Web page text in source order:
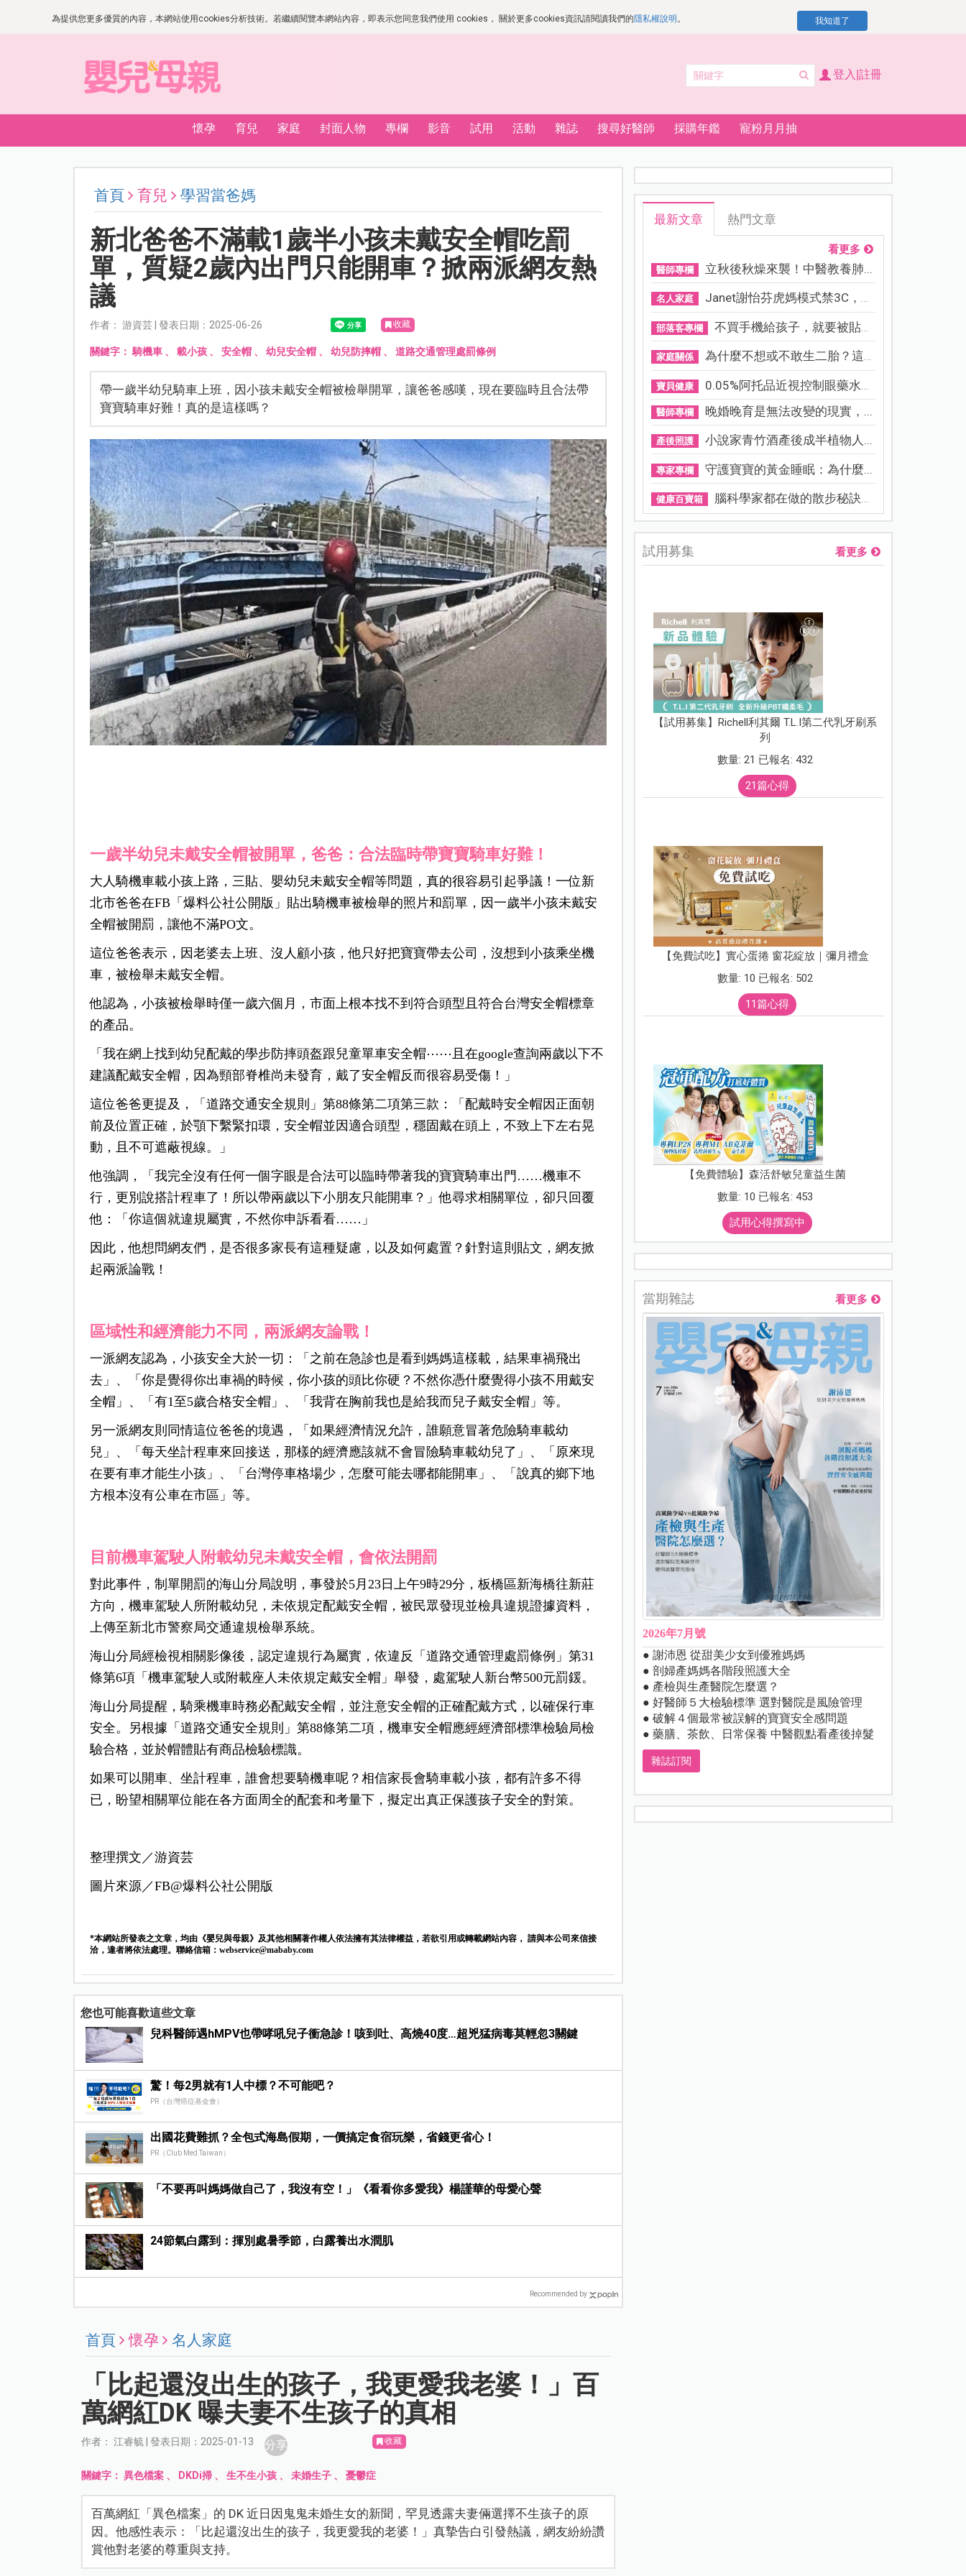
為提供您更多優質的內容，本網站使用cookies分析技術。若繼續閱覽本網站內容，即表示您同意我們使用 cookies， 關於更多cookies資訊請閱讀我們的隱私權說明 。 我知道了
登入|註冊
懷孕 育兒 家庭 封面人物 專欄 影音 試用 活動 雜誌 搜尋好醫師 採購年鑑 寵粉月月抽
首頁 育兒 學習當爸媽
新北爸爸不滿載1歲半小孩未戴安全帽吃罰
單，質疑2歲內出門只能開車？掀兩派網友熱
議
作者： 游資芸 | 發表日期：2025-06-26 收藏
關鍵字： 騎機車、 載小孩、 安全帽、 幼兒安全帽、 幼兒防摔帽、 道路交通管理處罰條例
帶一歲半幼兒騎車上班，因小孩未戴安全帽被檢舉開單，讓爸爸感嘆，現在要臨時且合法帶
寶寶騎車好難！真的是這樣嗎？
一歲半幼兒未戴安全帽被開單，爸爸：合法臨時帶寶寶騎車好難！
大人騎機車載小孩上路，三貼、嬰幼兒未戴安全帽等問題，真的很容易引起爭議！一位新
北市爸爸在FB「爆料公社公開版」貼出騎機車被檢舉的照片和罰單，因一歲半小孩未戴安
全帽被開罰，讓他不滿PO文。
這位爸爸表示，因老婆去上班、沒人顧小孩，他只好把寶寶帶去公司，沒想到小孩乘坐機
車，被檢舉未戴安全帽。
他認為，小孩被檢舉時僅一歲六個月，市面上根本找不到符合頭型且符合台灣安全帽標章
的產品。
「我在網上找到幼兒配戴的學步防摔頭盔跟兒童單車安全帽⋯⋯且在google查詢兩歲以下不
建議配戴安全帽，因為頸部脊椎尚未發育，戴了安全帽反而很容易受傷！」
這位爸爸更提及，「道路交通安全規則」第88條第二項第三款：「配戴時安全帽因正面朝
前及位置正確，於顎下繫緊扣環，安全帽並因適合頭型，穩固戴在頭上，不致上下左右晃
動，且不可遮蔽視線。」
他強調，「我完全沒有任何一個字眼是合法可以臨時帶著我的寶寶騎車出門……機車不
行，更別說搭計程車了！所以帶兩歲以下小朋友只能開車？」他尋求相關單位，卻只回覆
他：「你這個就違規屬實，不然你申訴看看……」
因此，他想問網友們，是否很多家長有這種疑慮，以及如何處置？針對這則貼文，網友掀
起兩派論戰！
區域性和經濟能力不同，兩派網友論戰！
一派網友認為，小孩安全大於一切：「之前在急診也是看到媽媽這樣載，結果車禍飛出
去」、「你是覺得你出車禍的時候，你小孩的頭比你硬？不然你憑什麼覺得小孩不用戴安
全帽」、「有1至5歲合格安全帽」、「我背在胸前我也是給我而兒子戴安全帽」等。
另一派網友則同情這位爸爸的境遇，「如果經濟情況允許，誰願意冒著危險騎車載幼
兒」、「每天坐計程車來回接送，那樣的經濟應該就不會冒險騎車載幼兒了」、「原來現
在要有車才能生小孩」、「台灣停車格場少，怎麼可能去哪都能開車」、「說真的鄉下地
方根本沒有公車在市區」等。
目前機車駕駛人附載幼兒未戴安全帽，會依法開罰
對此事件，制單開罰的海山分局說明，事發於5月23日上午9時29分，板橋區新海橋往新莊
方向，機車駕駛人所附載幼兒，未依規定配戴安全帽，被民眾發現並檢具違規證據資料，
上傳至新北市警察局交通違規檢舉系統。
海山分局經檢視相關影像後，認定違規行為屬實，依違反「道路交通管理處罰條例」第31
條第6項「機車駕駛人或附載座人未依規定戴安全帽」舉發，處駕駛人新台幣500元罰鍰。
海山分局提醒，騎乘機車時務必配戴安全帽，並注意安全帽的正確配戴方式，以確保行車
安全。另根據「道路交通安全規則」第88條第二項，機車安全帽應經經濟部標準檢驗局檢
驗合格，並於帽體貼有商品檢驗標識。
如果可以開車、坐計程車，誰會想要騎機車呢？相信家長會騎車載小孩，都有許多不得
已，盼望相關單位能在各方面周全的配套和考量下，擬定出真正保護孩子安全的對策。
整理撰文／游資芸
圖片來源／FB@爆料公社公開版
*本網站所發表之文章，均由《嬰兒與母親》及其他相關著作權人依法擁有其法律權益，若欲引用或轉載網站內容， 請與本公司來信接
洽，違者將依法處理。聯絡信箱： webservice@mababy.com
您也可能喜歡這些文章
兒科醫師遇hMPV也帶哮吼兒子衝急診！咳到吐、高燒40度…超兇猛病毒莫輕忽3關鍵
驚！每2男就有1人中標？不可能吧？
PR（台灣癌症基金會）
出國花費難抓？全包式海島假期，一價搞定食宿玩樂，省錢更省心！
PR（Club Med Taiwan）
「不要再叫媽媽做自己了，我沒有空！」《看看你多愛我》楊謹華的母愛心聲
24節氣白露到：揮別處暑季節，白露養出水潤肌
Recommended by
首頁 懷孕 名人家庭
「比起還沒出生的孩子，我更愛我老婆！」百
萬網紅DK 曝夫妻不生孩子的真相
作者： 江睿毓 | 發表日期：2025-01-13 分享 收藏
關鍵字：異色檔案 、 DKDi掃 、生不生小孩 、未婚生子 、憂鬱症
百萬網紅「異色檔案」的 DK 近日因鬼鬼未婚生女的新聞，罕見透露夫妻倆選擇不生孩子的原
因。他感性表示：「比起還沒出生的孩子，我更愛我的老婆！」真摯告白引發熱議，網友紛紛讚
賞他對老婆的尊重與支持。
最新文章 熱門文章
看更多
醫師專欄 立秋後秋燥來襲！中醫教養肺...
名人家庭 Janet謝怡芬虎媽模式禁3C，看...
部落客專欄 不買手機給孩子，就要被貼「...
家庭關係 為什麼不想或不敢生二胎？這8...
寶貝健康 0.05%阿托品近視控制眼藥水納...
醫師專欄 晚婚晚育是無法改變的現實，...
產後照護 小說家青竹酒產後成半植物人...
專家專欄 守護寶寶的黃金睡眠：為什麼...
健康百寶箱 腦科學家都在做的散步秘訣！...
試用募集 看更多
【試用募集】Richell利其爾 T.L.I第二代乳牙刷系
列
數量: 21 已報名: 432
21篇心得
【免費試吃】實心蛋捲 窗花綻放｜彌月禮盒
數量: 10 已報名: 502
11篇心得
【免費體驗】森活舒敏兒童益生菌
數量: 10 已報名: 453
試用心得撰寫中
當期雜誌 看更多
2026年7月號
● 謝沛恩 從甜美少女到優雅媽媽
● 剖婦產媽媽各階段照護大全
● 產檢與生產醫院怎麼選？
● 好醫師５大檢驗標準 選對醫院是風險管理
● 破解４個最常被誤解的寶寶安全感問題
● 藥膳、茶飲、日常保養 中醫觀點看產後掉髮
雜誌訂閱